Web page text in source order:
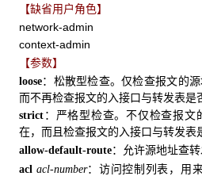
【缺省用户角色】
network-admin
context-admin
【参数】
loose：松散型检查。仅检查报文的
而不再检查报文的入接口与转发表是
strict ：严格型检查。不仅检查报文
在，而且检查报文的入接口与转发表
allow-default-route：允许源地址查
acl acl-number：访问控制列表，用